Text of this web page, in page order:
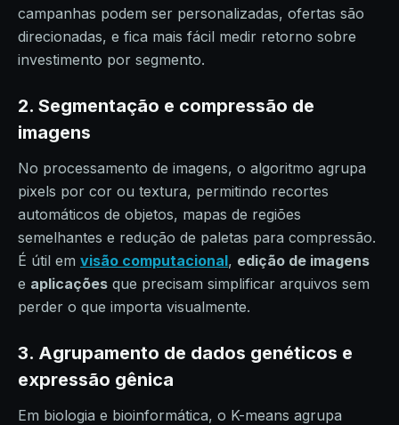
campanhas podem ser personalizadas, ofertas são
direcionadas, e fica mais fácil medir retorno sobre
investimento por segmento.
2. Segmentação e compressão de
imagens
No processamento de imagens, o algoritmo agrupa
pixels por cor ou textura, permitindo recortes
automáticos de objetos, mapas de regiões
semelhantes e redução de paletas para compressão.
É útil em visão computacional, edição de imagens
e aplicações que precisam simplificar arquivos sem
perder o que importa visualmente.
3. Agrupamento de dados genéticos e
expressão gênica
Em biologia e bioinformática, o K-means agrupa